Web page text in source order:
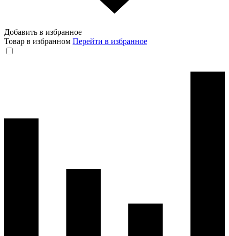
Добавить в избранное
Товар в избранном Перейти в избранное